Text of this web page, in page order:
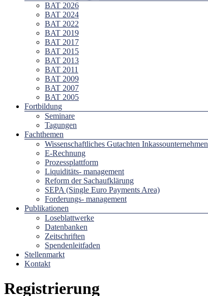
BAT 2026
BAT 2024
BAT 2022
BAT 2019
BAT 2017
BAT 2015
BAT 2013
BAT 2011
BAT 2009
BAT 2007
BAT 2005
Fortbildung
Seminare
Tagungen
Fachthemen
Wissenschaftliches Gutachten Inkassounternehmen
E-Rechnung
Prozessplattform
Liquiditäts- management
Reform der Sachaufklärung
SEPA (Single Euro Payments Area)
Forderungs- management
Publikationen
Loseblattwerke
Datenbanken
Zeitschriften
Spendenleitfaden
Stellenmarkt
Kontakt
Registrierung